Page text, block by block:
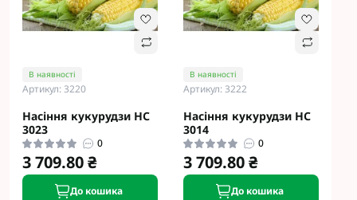
В наявності
Артикул: 3220
Насіння кукурудзи НС
3023
0
3 709.80 ₴
До кошика
В наявності
Артикул: 3222
Насіння кукурудзи НС
3014
0
3 709.80 ₴
До кошика